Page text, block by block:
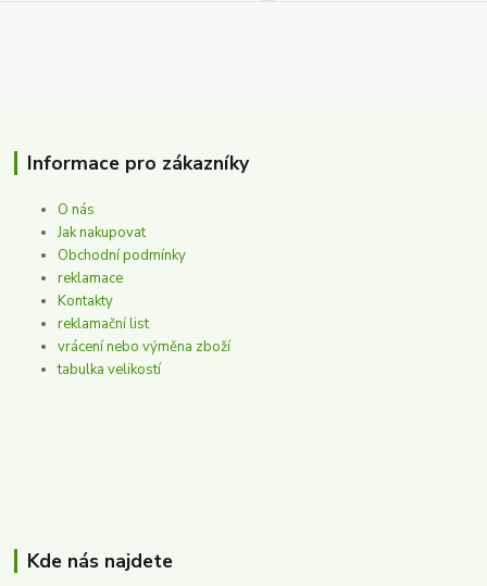
Informace pro zákazníky
O nás
Jak nakupovat
Obchodní podmínky
reklamace
Kontakty
reklamační list
vrácení nebo výměna zboží
tabulka velikostí
Kde nás najdete